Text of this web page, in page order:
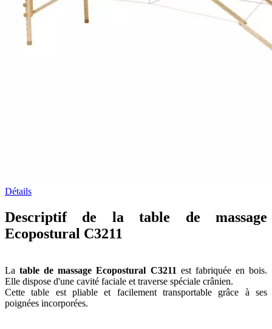
Détails
Descriptif de la table de massage
Ecopostural C3211
La table de massage Ecopostural C3211 est fabriquée en bois.
Elle dispose d'une cavité faciale et traverse spéciale crânien.
Cette table est pliable et facilement transportable grâce à ses
poignées incorporées.